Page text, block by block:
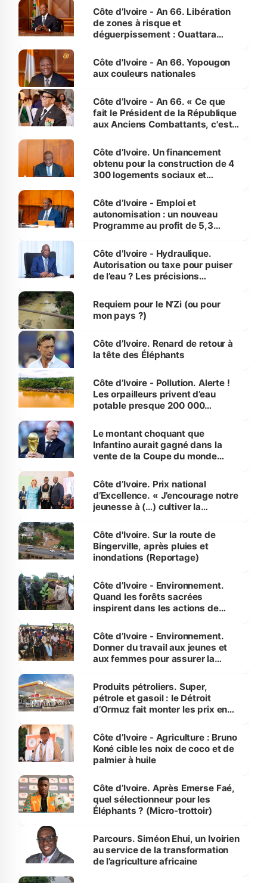
milieu des sinistrés
Côte d’Ivoire - An 66. Libération
de zones à risque et
déguerpissement : Ouattara
l'Etat de droit pour préserver les
vies humaines »
Côte d'Ivoire - An 66. Yopougon
aux couleurs nationales
Côte d’Ivoire - An 66. « Ce que
fait le Président de la République
aux Anciens Combattants, c'est
Côte d’Ivoire. Un financement
obtenu pour la construction de 4
300 logements sociaux et
et Yamoussoukro
Côte d’Ivoire - Emploi et
autonomisation : un nouveau
Programme au profit de 5,3
Côte d’Ivoire - Hydraulique.
Autorisation ou taxe pour puiser
de l’eau ? Les précisions
Requiem pour le N’Zi (ou pour
mon pays ?)
Côte d’Ivoire. Renard de retour à
la tête des Éléphants
Côte d’Ivoire - Pollution. Alerte !
Les orpailleurs privent d’eau
potable presque 200 000
Le montant choquant que
Infantino aurait gagné dans la
vente de la Coupe du monde
Côte d’Ivoire. Prix national
d’Excellence. « J’encourage notre
jeunesse à (…) cultiver la
(Alassane Ouattara
Côte d'Ivoire. Sur la route de
Bingerville, après pluies et
inondations (Reportage)
Côte d’Ivoire - Environnement.
Quand les forêts sacrées
inspirent dans les actions de
Côte d’Ivoire - Environnement.
Donner du travail aux jeunes et
aux femmes pour assurer la
menacées
Produits pétroliers. Super,
pétrole et gasoil : le Détroit
d’Ormuz fait monter les prix en
Côte d’Ivoire - Agriculture : Bruno
Koné cible les noix de coco et de
palmier à huile
Côte d’Ivoire. Après Emerse Faé,
quel sélectionneur pour les
Éléphants ? (Micro-trottoir)
Parcours. Siméon Ehui, un Ivoirien
au service de la transformation
de l’agriculture africaine